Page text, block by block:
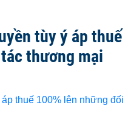
tùy ý áp thuế
thương mại